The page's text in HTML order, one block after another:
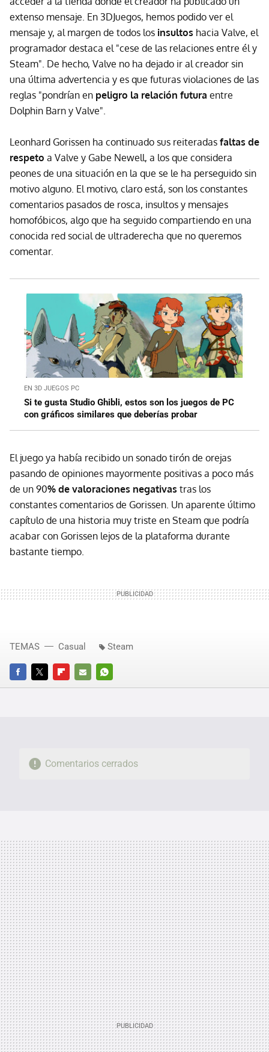
extenso mensaje. En 3DJuegos, hemos podido ver el
mensaje y, al margen de todos los insultos hacia Valve, el
programador destaca el "cese de las relaciones entre él y
Steam". De hecho, Valve no ha dejado ir al creador sin
una última advertencia y es que futuras violaciones de las
reglas "pondrían en peligro la relación futura entre
Dolphin Barn y Valve".
Leonhard Gorissen ha continuado sus reiteradas faltas de
respeto a Valve y Gabe Newell, a los que considera
peones de una situación en la que se le ha perseguido sin
motivo alguno. El motivo, claro está, son los constantes
comentarios pasados de rosca, insultos y mensajes
homofóbicos, algo que ha seguido compartiendo en una
conocida red social de ultraderecha que no queremos
comentar.
EN 3D JUEGOS PC
Si te gusta Studio Ghibli, estos son los juegos de PC
con gráficos similares que deberías probar
El juego ya había recibido un sonado tirón de orejas
pasando de opiniones mayormente positivas a poco más
de un 90% de valoraciones negativas tras los
constantes comentarios de Gorissen. Un aparente último
capítulo de una historia muy triste en Steam que podría
acabar con Gorissen lejos de la plataforma durante
bastante tiempo.
FACEBOOKTWITTERFLIPBOARD
E-
WHATSAPP
TEMAS Casual Steam
Comentarios cerrados